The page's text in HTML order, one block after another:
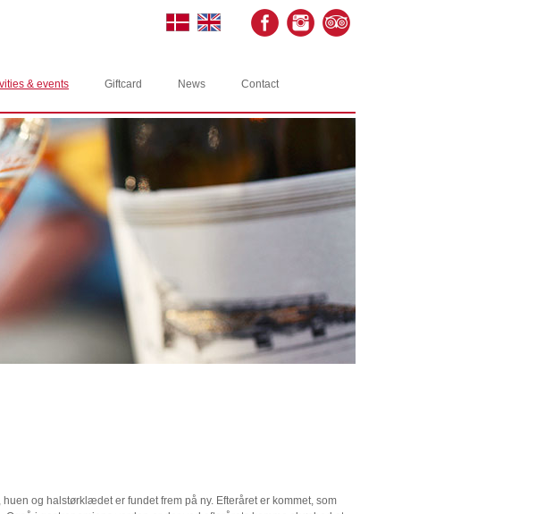
& events Giftcard News Contact
og halstørklædet er fundet frem på ny. Efteråret er kommet, som